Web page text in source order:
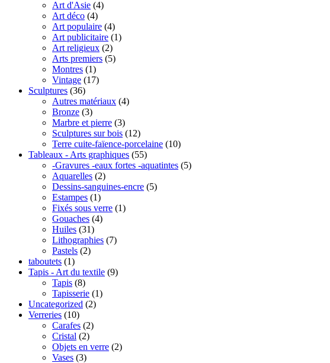
Art d'Asie (4)
Art déco (4)
Art populaire (4)
Art publicitaire (1)
Art religieux (2)
Arts premiers (5)
Montres (1)
Vintage (17)
Sculptures (36)
Autres matériaux (4)
Bronze (3)
Marbre et pierre (3)
Sculptures sur bois (12)
Terre cuite-faïence-porcelaine (10)
Tableaux - Arts graphiques (55)
-Gravures -eaux fortes -aquatintes (5)
Aquarelles (2)
Dessins-sanguines-encre (5)
Estampes (1)
Fixés sous verre (1)
Gouaches (4)
Huiles (31)
Lithographies (7)
Pastels (2)
taboutets (1)
Tapis - Art du textile (9)
Tapis (8)
Tapisserie (1)
Uncategorized (2)
Verreries (10)
Carafes (2)
Cristal (2)
Objets en verre (2)
Vases (3)